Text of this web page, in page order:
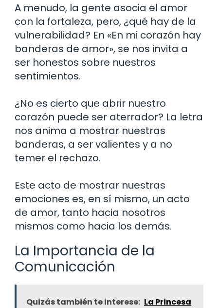
A menudo, la gente asocia el amor
con la fortaleza, pero, ¿qué hay de la
vulnerabilidad? En «En mi corazón hay
banderas de amor», se nos invita a
ser honestos sobre nuestros
sentimientos.
¿No es cierto que abrir nuestro
corazón puede ser aterrador? La letra
nos anima a mostrar nuestras
banderas, a ser valientes y a no
temer el rechazo.
Este acto de mostrar nuestras
emociones es, en sí mismo, un acto
de amor, tanto hacia nosotros
mismos como hacia los demás.
La Importancia de la
Comunicación
Quizás también te interese: La Princesa